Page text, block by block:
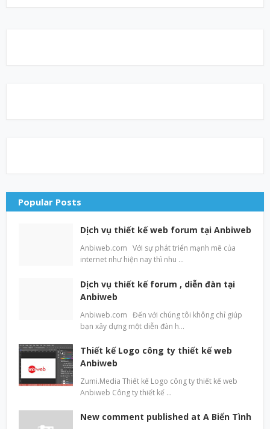
Popular Posts
Dịch vụ thiết kế web forum tại Anbiweb
Anbiweb.com Với sự phát triển mạnh mẽ của
internet như hiện nay thì nhu …
Dịch vụ thiết kế forum , diễn đàn tại
Anbiweb
Anbiweb.com Đến với chúng tôi không chỉ giúp
bạn xây dựng một diễn đàn h…
Thiết kế Logo công ty thiết kế web
Anbiweb
Zumi.Media Thiết kế Logo công ty thiết kế web
Anbiweb Công ty thiết kế …
New comment published at A Biển Tình